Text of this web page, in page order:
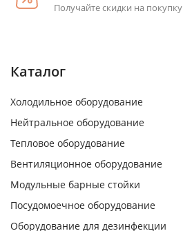
Получайте скидки на покупку
Каталог
Холодильное оборудование
Нейтральное оборудование
Тепловое оборудование
Вентиляционное оборудование
Модульные барные стойки
Посудомоечное оборудование
Оборудование для дезинфекции